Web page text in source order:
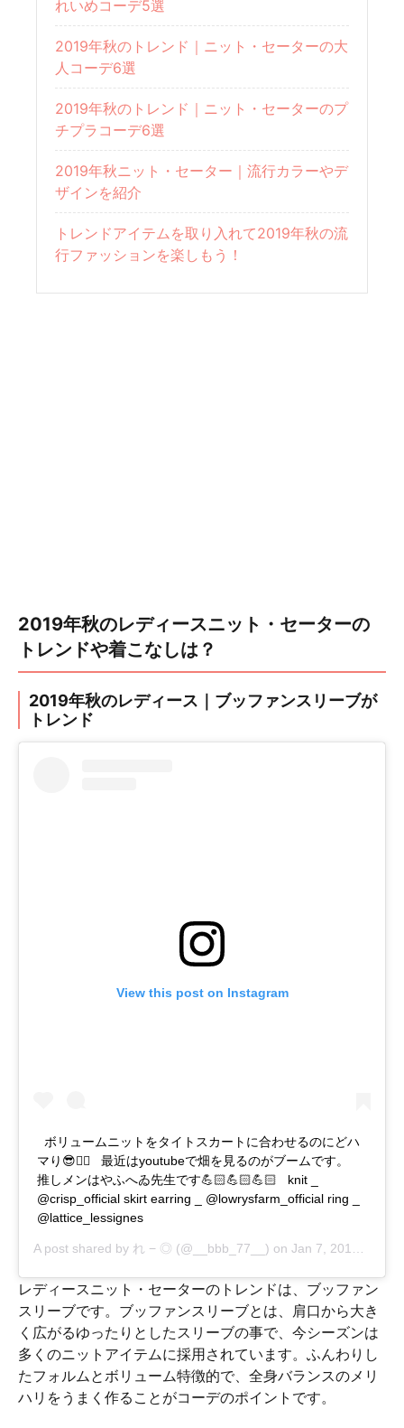
れいめコーデ5選
2019年秋のトレンド｜ニット・セーターの大
人コーデ6選
2019年秋のトレンド｜ニット・セーターのプ
チプラコーデ6選
2019年秋ニット・セーター｜流行カラーやデ
ザインを紹介
トレンドアイテムを取り入れて2019年秋の流
行ファッションを楽しもう！
2019年秋のレディースニット・セーターの
トレンドや着こなしは？
2019年秋のレディース｜ブッファンスリーブが
トレンド
View this post on Instagram
ㅤㅤㅤㅤㅤㅤㅤㅤㅤㅤㅤㅤㅤ ㅤㅤㅤㅤㅤㅤㅤㅤㅤㅤㅤㅤㅤ ボリュームニットをタイトスカートに合わせるのにどハ
マり😎✊🏻 ㅤㅤㅤㅤㅤㅤㅤㅤㅤㅤㅤㅤㅤ ㅤㅤㅤㅤㅤㅤㅤㅤㅤㅤㅤㅤㅤ 最近はyoutubeで畑を見るのがブームです。 ㅤㅤㅤㅤㅤㅤㅤㅤㅤㅤㅤㅤㅤ ㅤㅤㅤㅤㅤㅤㅤㅤㅤㅤㅤㅤㅤ
推しメンはやふへゐ先生です💪🏻💪🏻💪🏻 ㅤㅤㅤㅤㅤㅤㅤㅤㅤㅤㅤㅤㅤ ㅤㅤㅤㅤㅤㅤㅤㅤㅤㅤㅤㅤㅤ knit _
@crisp_official skirt earring _ @lowrysfarm_official ring _
@lattice_lessignes ㅤㅤㅤㅤㅤㅤㅤㅤㅤㅤㅤㅤㅤ ㅤㅤㅤㅤㅤㅤㅤㅤㅤㅤㅤㅤㅤ
A post shared by れ − ◎ (@__bbb_77__) on Jan 7, 2019 at 3:21am PST
レディースニット・セーターのトレンドは、ブッファン
スリーブです。ブッファンスリーブとは、肩口から大き
く広がるゆったりとしたスリーブの事で、今シーズンは
多くのニットアイテムに採用されています。ふんわりし
たフォルムとボリューム特徴的で、全身バランスのメリ
ハリをうまく作ることがコーデのポイントです。